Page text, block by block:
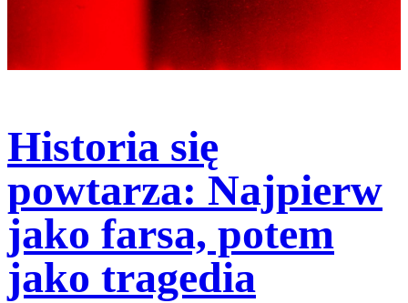
Historia się
powtarza: Najpierw
jako farsa, potem
jako tragedia